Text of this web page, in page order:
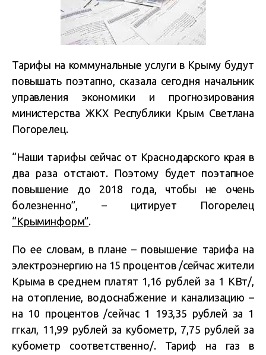
Тарифы на коммунальные услуги в Крыму будут
повышать поэтапно, сказала сегодня начальник
управления экономики и прогнозирования
министерства ЖКХ Республики Крым Светлана
Погорелец.
“Наши тарифы сейчас от Краснодарского края в
два раза отстают. Поэтому будет поэтапное
повышение до 2018 года, чтобы не очень
болезненно”, – цитирует Погорелец
“Крыминформ”.
По ее словам, в плане – повышение тарифа на
электроэнергию на 15 процентов /сейчас жители
Крыма в среднем платят 1,16 рублей за 1 КВт/,
на отопление, водоснабжение и канализацию –
на 10 процентов /сейчас 1 193,35 рублей за 1
ггкал, 11,99 рублей за кубометр, 7,75 рублей за
кубометр соответственно/. Тариф на газ в